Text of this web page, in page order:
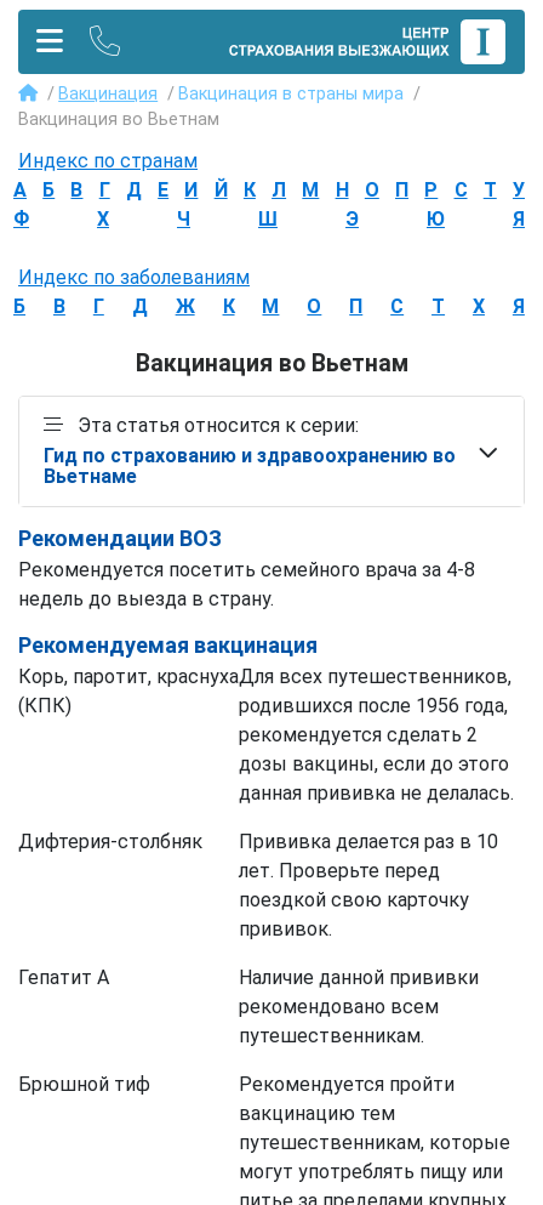
Вакцинация
Вакцинация в страны мира
Вакцинация во Вьетнам
Индекс по странам
А
Б В Г Д Е И Й К Л М Н О П Р С Т
У
Ф
Х Ч Ш Э Ю Я
Индекс по заболеваниям
Б
В Г Д Ж К М О П С Т Х Я
Вакцинация во Вьетнам
Эта статья относится к серии:
Гид по страхованию и здравоохранению во
Вьетнаме
Рекомендации ВОЗ
Рекомендуется посетить семейного врача за 4-8
недель до выезда в страну.
Рекомендуемая вакцинация
Корь, паротит, краснуха
(КПК)
Для всех путешественников,
родившихся после 1956 года,
рекомендуется сделать 2
дозы вакцины, если до этого
данная прививка не делалась.
Дифтерия-столбняк
Прививка делается раз в 10
лет. Проверьте перед
поездкой свою карточку
прививок.
Гепатит А
Наличие данной прививки
рекомендовано всем
путешественникам.
Брюшной тиф
Рекомендуется пройти
вакцинацию тем
путешественникам, которые
могут употреблять пищу или